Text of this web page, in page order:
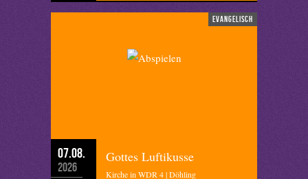
evangelisch
07.08.
2026
Gottes Luftikusse
Kirche in WDR 4 | Döhling